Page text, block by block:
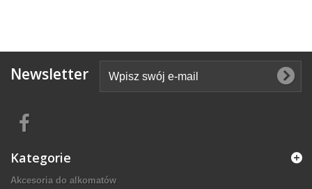
Newsletter
Kategorie
Akcesoria do alkomatów